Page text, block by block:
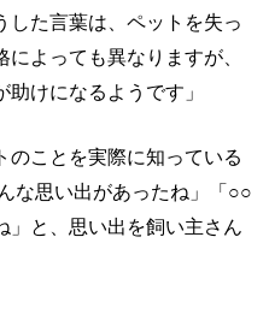
した言葉は、ペットを失っ
よっても異なりますが、
けになるようです」
のことを実際に知っている
な思い出があったね」「○○
」と、思い出を飼い主さん